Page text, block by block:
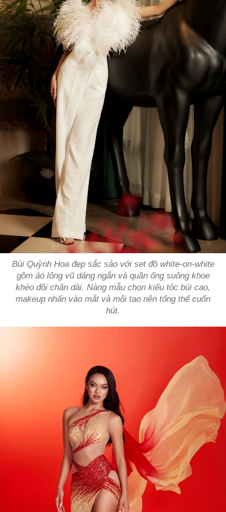
Bùi Quỳnh Hoa đẹp sắc sảo với set đồ white-on-white
gồm áo lông vũ dáng ngắn và quần ống suông khoe
khéo đôi chân dài. Nàng mẫu chọn kiểu tóc búi cao,
makeup nhấn vào mắt và môi tạo nên tổng thể cuốn
hút.